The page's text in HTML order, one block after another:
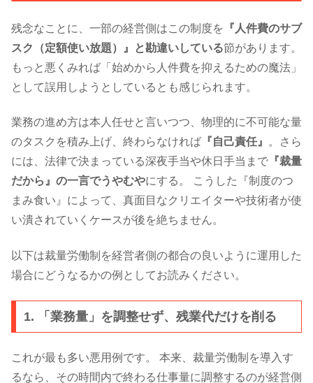
残念なことに、一部の経営側はこの制度を
『人件費のサブ
スク（定額使い放題）』と勘違いしている節があります。
もっと悪くみれば「始めから人件費を抑えるための魔法」
として誤用しようとしているとも感じられます。
業務の進め方は本人任せと言いつつ、物理的に不可能な量
のタスクを積み上げ、終わらなければ 『自己責任』
。さら
には、法律で決まっている深夜手当や休日手当まで 『裁量
だから』の一言でうやむやにする。 こうした『制度のつ
まみ食い』によって、真面目なクリエイターや技術者が使
い潰されていくケースが後を絶ちません。
以下は裁量労働制を経営者側の都合の良いように運用した
場合にどうなるかの例としてお読みください。
1. 「業務量」を調整せず、残業代だけを削る
これが最も多い悪用例です。 本来、裁量労働制を導入す
るなら、その時間内で終わる仕事量に調整するのが経営側